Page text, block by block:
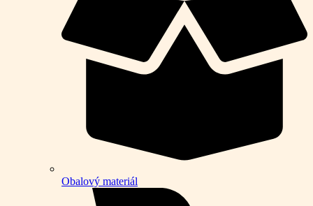
Obalový materiál